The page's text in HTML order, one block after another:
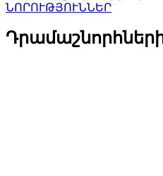
ՆՈՐՈՒԹՅՈՒՆՆԵՐ